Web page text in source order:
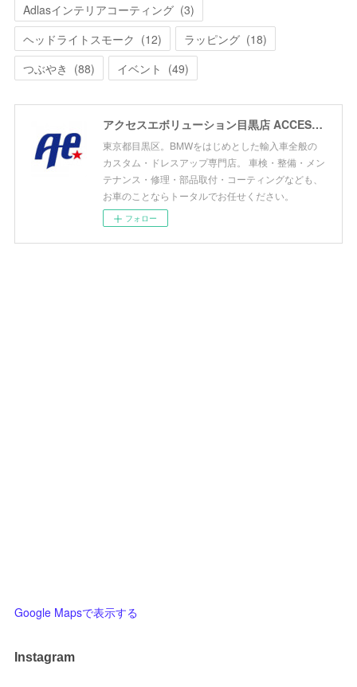
Adlasインテリアコーティング (3)
ヘッドライトスモーク (12) ラッピング (18)
つぶやき (88) イベント (49)
アクセスエボリューション目黒店 ACCESS EVOLUTION MEGURO
東京都目黒区。BMWをはじめとした輸入車全般の
カスタム・ドレスアップ専門店。 車検・整備・メン
テナンス・修理・部品取付・コーティングなども、
お車のことならトータルでお任せください。
フォロー
Google Mapsで表示する
Instagram